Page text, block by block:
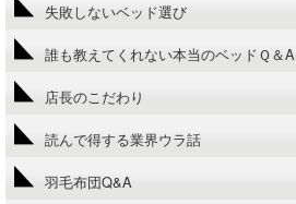
失敗しないベッド選び
誰も教えてくれない本当のベッドＱ＆A
店長のこだわり
読んで得する業界ウラ話
羽毛布団Q&A